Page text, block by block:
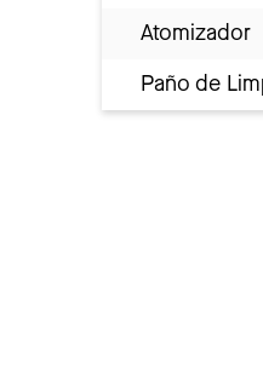
Atomizador
Paño de